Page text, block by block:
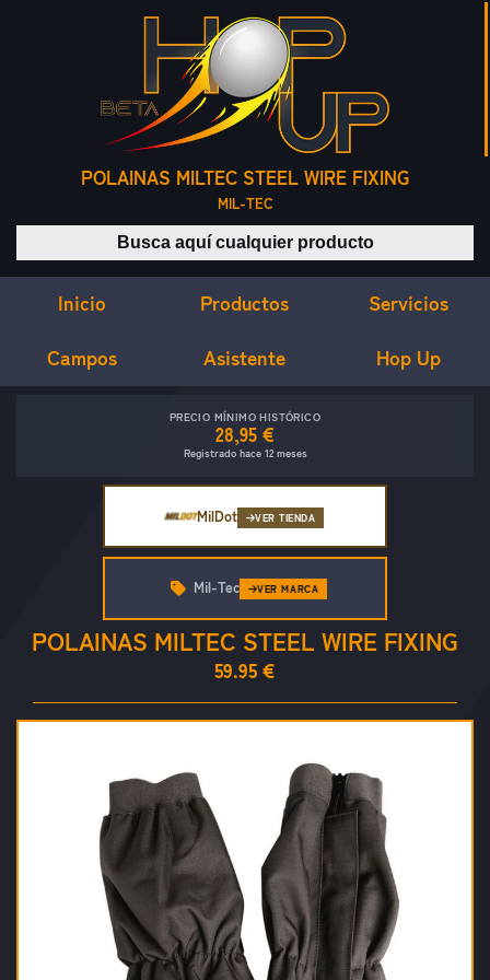
POLAINAS MILTEC STEEL WIRE FIXING
MIL-TEC
Buscar productos
Inicio Productos Servicios
Campos Asistente Hop Up
PRECIO MÍNIMO HISTÓRICO
28,95 €
Registrado hace 12 meses
MilDot VER TIENDA
POLAINAS MILTEC STEEL WIRE FIXING
59.95 €
Mil-Tec VER MARCA